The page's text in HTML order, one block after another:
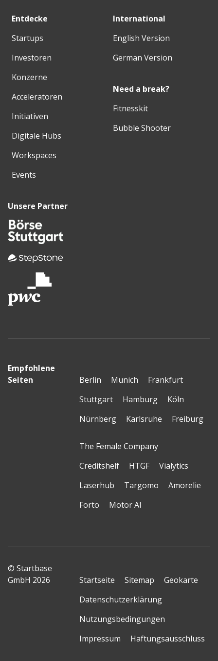
Entdecke
Startups
Investoren
Konzerne
Acceleratoren
Initiativen
Digitale Hubs
Workspaces
Events
International
English Version
German Version
Need a break?
Fitnesskit
Bubble Shooter
Unsere Partner
Empfohlene
Seiten
Berlin Munich
Frankfurt
Stuttgart
Hamburg
Köln
Nürnberg
Karlsruhe Freiburg
The Female Company
Creditshelf
HTGF
Vialytics
Laserhub
Targomo
Amorelie
Forto
Motor AI
© Startbase
GmbH 2026
Startseite Sitemap
Geokarte
Datenschutzerklärung
Nutzungsbedingungen
Impressum
Haftungsausschluss